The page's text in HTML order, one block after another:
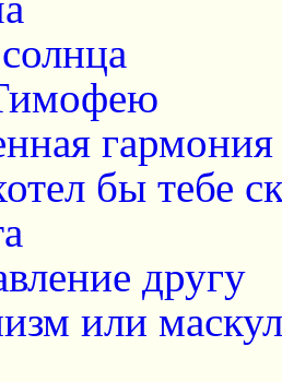
гармония
бы тебе
другу
или